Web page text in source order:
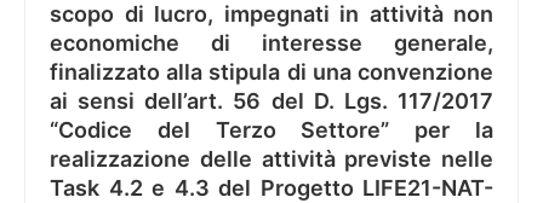
scopo di lucro, impegnati in attività non
economiche di interesse generale,
finalizzato alla stipula di una convenzione
ai sensi dell’art. 56 del D. Lgs. 117/2017
“Codice del Terzo Settore” per la
realizzazione delle attività previste nelle
Task 4.2 e 4.3 del Progetto LIFE21-NAT-